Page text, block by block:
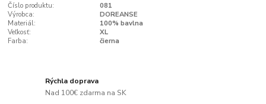
Číslo produktu:
081
Výrobca:
DOREANSE
Materiál:
100% bavlna
Veľkosť:
XL
Farba:
čierna
Rýchla doprava
Nad 100€ zdarma na SK